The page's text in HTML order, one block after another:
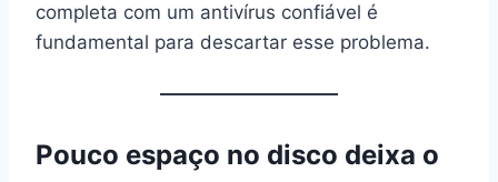
completa com um antivírus confiável é
fundamental para descartar esse problema.
Pouco espaço no disco deixa o